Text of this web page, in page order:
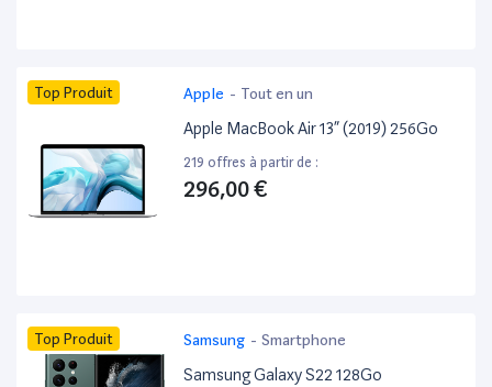
Top Produit Apple - Tout en un
Apple MacBook Air 13” (2019) 256Go
219 offres à partir de :
296,00 €
Top Produit Samsung - Smartphone
Samsung Galaxy S22 128Go